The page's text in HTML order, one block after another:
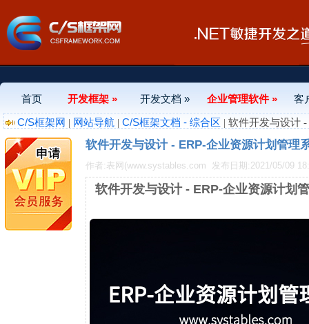
首页 开发框架 » 开发文档 » 企业管理软件 »
客
C/S框架网 | 网站导航 | C/S框架文档 - 综合区 | 软件开发与设计
软件开发与设计 - ERP-企业资源计划管理
作者:表网(www.systables.com 发布日期:2021/05/09
软件开发与设计 - ERP-企业资源计划